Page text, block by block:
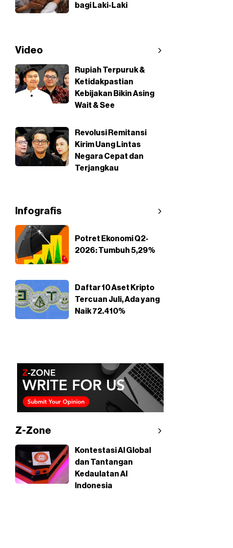
bagi Laki-Laki
Video
Rupiah Terpuruk &
Ketidakpastian
Kebijakan Bikin Asing
Wait & See
Revolusi Remitansi
Kirim Uang Lintas
Negara Cepat dan
Terjangkau
Infografis
Potret Ekonomi Q2-
2026: Tumbuh 5,29%
Daftar 10 Aset Kripto
Tercuan Juli, Ada yang
Naik 72.410%
Z-Zone
Kontestasi AI Global
dan Tantangan
Kedaulatan AI
Indonesia